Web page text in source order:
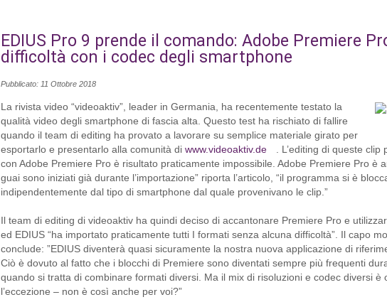
EDIUS Pro 9 prende il comando: Adobe Premiere
difficoltà con i codec degli smartphone
Pubblicato: 11 Ottobre 2018
La rivista video “videoaktiv”, leader in Germania, ha recentemente testato la
qualità video degli smartphone di fascia alta. Questo test ha rischiato di fallire
quando il team di editing ha provato a lavorare su semplice materiale girato per
esportarlo e presentarlo alla comunità diwww.videoaktiv.de
. L’editing di queste
con Adobe Premiere Pro è risultato praticamente impossibile. Adobe Premiere Pro è
guai sono iniziati già durante l’importazione” riporta l’articolo, “il programma si è
indipendentemente dal tipo di smartphone dal quale provenivano le clip.”
Il team di editing di videoaktiv ha quindi deciso di accantonare Premiere Pro e
ed EDIUS “ha importato praticamente tutti I formati senza alcuna difficoltà”. Il capo
conclude: ”EDIUS diventerà quasi sicuramente la nostra nuova applicazione di
Ciò è dovuto al fatto che i blocchi di Premiere sono diventati sempre più frequenti
quando si tratta di combinare formati diversi. Ma il mix di risoluzioni e codec diversi è
l’eccezione – non è così anche per voi?”